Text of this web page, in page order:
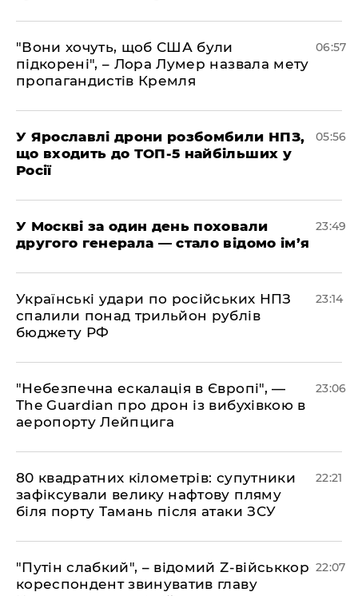
"Вони хочуть, щоб США були
підкорені", – Лора Лумер назвала мету
пропагандистів Кремля
06:57
У Ярославлі дрони розбомбили НПЗ,
що входить до ТОП-5 найбільших у
Росії
05:56
​У Москві за один день поховали
другого генерала — стало відомо ім’я
23:49
​Українські удари по російських НПЗ
спалили понад трильйон рублів
бюджету РФ
23:14
​"Небезпечна ескалація в Європі", —
The Guardian про дрон із вибухівкою в
аеропорту Лейпцига
23:06
​80 квадратних кілометрів: супутники
зафіксували велику нафтову пляму
біля порту Тамань після атаки ЗСУ
22:21
"Путін слабкий", – відомий Z-військкор
кореспондент звинуватив главу
22:07